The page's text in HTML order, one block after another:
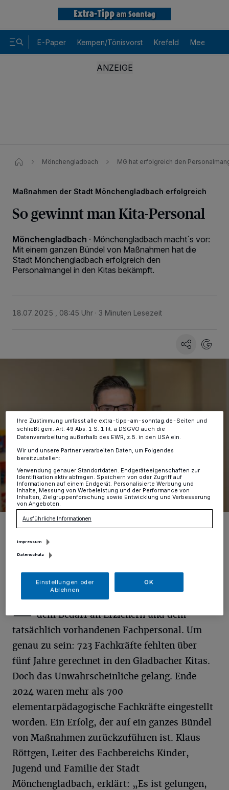
E-Paper Kempen/Tönisvorst Krefeld Meerbusch
Mönchengladbach MG hat erfolgreich den
Maßnahmen der Stadt Mönchengladbach erfolgreich
So gewinnt man Kita-Personal
Mönchengladbach · Mönchengladbach macht´s vor:
Mit einem ganzen Bündel von Maßnahmen hat die
Stadt Mönchengladbach erfolgreich den
Personalmangel in den Kitas bekämpft.
18.07.2025 , 08:45 Uhr 3 Minuten Lesezeit
Klaus Röttgen, Leiter Fachbereich Kinder, Jugend und Familie.
E ine große Lücke klaffte 2019 zwischen
dem Bedarf an Erziehern und dem
tatsächlich vorhandenen Fachpersonal. Um
genau zu sein: 723 Fachkräfte fehlten über
fünf Jahre gerechnet in den Gladbacher Kitas.
Doch das Unwahrscheinliche gelang. Ende
2024 waren mehr als 700
elementarpädagogische Fachkräfte eingestellt
worden. Ein Erfolg, der auf ein ganzes Bündel
von Maßnahmen zurückzuführen ist. Klaus
Röttgen, Leiter des Fachbereichs Kinder,
Jugend und Familie der Stadt
Mönchengladbach, erklärt: „Es ist gelungen,
Wir und unsere218
-Partner speichern und greifen auf
Tracking-Technologien für die unter „Wir und unsere Partner
verarbeiten Daten, um Ihnen Dienste bereitzustellen“ aufgeführten
Zwecke. Wenn Tracker deaktiviert sind, sind manche Inhalte und
dieses Menü jederzeit wieder aufrufen, um Ihre Einstellungen zu
ändern oder Ihre Einwilligung zu widerrufen, indem Sie auf den Link
Einstellungen oder Ablehnen am unteren Rand der Webseite klicken.
Informationen finden Sie in unserer Datenschutzerklärung.
Ihre Zustimmung umfasst alle extra-tipp-am-sonntag.de-Seiten und
schließt gem. Art. 49 Abs. 1 S. 1 lit. a DSGVO auch die
Datenverarbeitung außerhalb des EWR, z.B. in den USA ein.
Wir und unsere Partner verarbeiten Daten, um Folgendes
bereitzustellen:
Verwendung genauer Standortdaten. Endgeräteeigenschaften zur
Identifikation aktiv abfragen. Speichern von oder Zugriff auf
Informationen auf einem Endgerät. Personalisierte Werbung und
Inhalte, Messung von Werbeleistung und der Performance von
Inhalten, Zielgruppenforschung sowie Entwicklung und Verbesserung
von Angeboten.
Ausführliche Informationen
Impressum
Datenschutz
Einstellungen oder
Ablehnen
OK